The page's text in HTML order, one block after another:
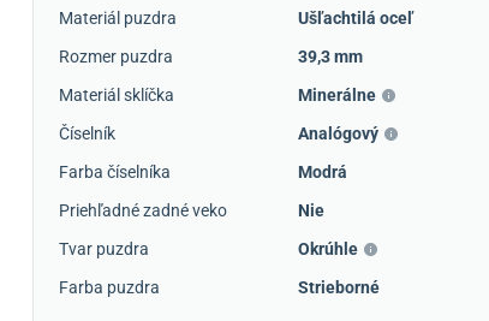
Materiál puzdra
Ušľachtilá oceľ
Rozmer puzdra
39,3 mm
Materiál sklíčka
Minerálne
Číselník
Analógový
Farba číselníka
Modrá
Priehľadné zadné veko
Nie
Tvar puzdra
Okrúhle
Farba puzdra
Strieborné